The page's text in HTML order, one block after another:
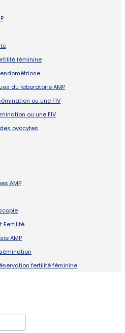
féminine
du laboratoire AMP
ou une FIV
ou une FIV
ovocytes
AMP
Fertilité
AMP
fertilité féminine